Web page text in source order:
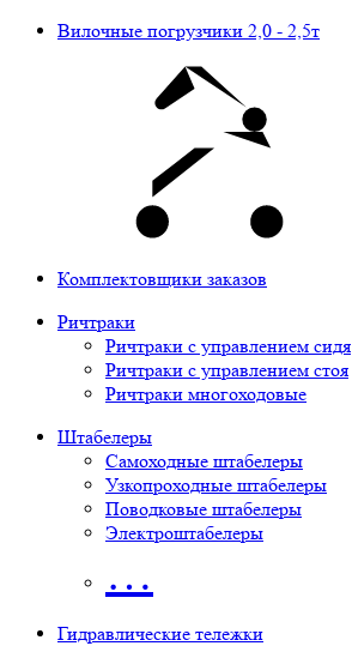
Вилочные погрузчики 2,0 - 2,5т
Комплектовщики заказов
Ричтраки
Ричтраки с управлением сидя
Ричтраки с управлением стоя
Ричтраки многоходовые
Штабелеры
Самоходные штабелеры
Узкопроходные штабелеры
Поводковые штабелеры
Электроштабелеры
…
Гидравлические тележки